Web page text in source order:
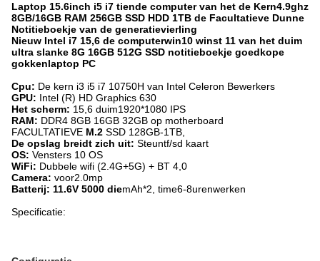
Laptop 15.6inch i5 i7 tiende computer van het de Kern4.9ghz
8GB/16GB RAM 256GB SSD HDD 1TB de Facultatieve Dunne
Notitieboekje van de generatievierling
Nieuw Intel i7 15,6 de computerwin10 winst 11 van het duim
ultra slanke 8G 16GB 512G SSD notitieboekje goedkope
gokkenlaptop PC
Cpu: De kern i3 i5 i7 10750H van Intel Celeron Bewerkers
GPU: Intel (R) HD Graphics 630
Het scherm: 15,6 duim1920*1080 IPS
RAM: DDR4 8GB 16GB 32GB op motherboard
FACULTATIEVE M.2 SSD 128GB-1TB,
De opslag breidt zich uit: Steuntf/sd kaart
OS: Vensters 10 OS
WiFi: Dubbele wifi (2.4G+5G) + BT 4,0
Camera: voor2.0mp
Batterij: 11.6V 5000 diemAh*2, time6-8urenwerken
Specificatie: